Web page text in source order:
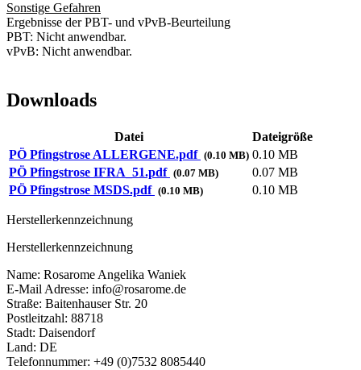
Sonstige Gefahren
Ergebnisse der PBT- und vPvB-Beurteilung
PBT: Nicht anwendbar.
vPvB: Nicht anwendbar.
Downloads
Datei
Dateigröße
PÖ Pfingstrose ALLERGENE.pdf (0.10 MB) 0.10 MB
PÖ Pfingstrose IFRA_51.pdf (0.07 MB)
0.07 MB
PÖ Pfingstrose MSDS.pdf (0.10 MB) 0.10 MB
Herstellerkennzeichnung
Herstellerkennzeichnung
Name: Rosarome Angelika Waniek
E-Mail Adresse: info@rosarome.de
Straße: Baitenhauser Str. 20
Postleitzahl: 88718
Stadt: Daisendorf
Land: DE
Telefonnummer: +49 (0)7532 8085440